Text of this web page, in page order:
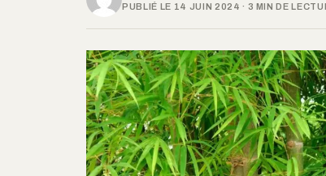
PUBLIÉ LE 14 JUIN 2024 · 3 MIN DE